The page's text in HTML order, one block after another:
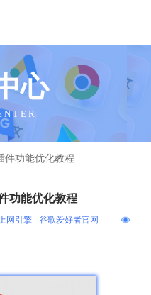
心
T E R
件功能优化教程
功能优化教程
网引擎 - 谷歌爱好者官网